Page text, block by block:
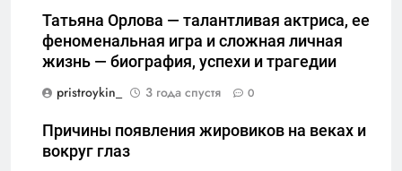
Татьяна Орлова — талантливая актриса, ее
феноменальная игра и сложная личная
жизнь — биография, успехи и трагедии
pristroykin_
3 года спустя 0
Причины появления жировиков на веках и
вокруг глаз